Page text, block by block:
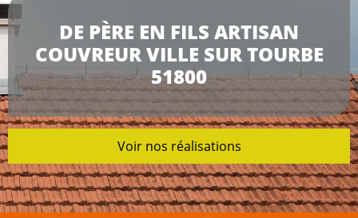
DE PÈRE EN FILS ARTISAN
COUVREUR VILLE SUR TOURBE
51800
Voir nos réalisations